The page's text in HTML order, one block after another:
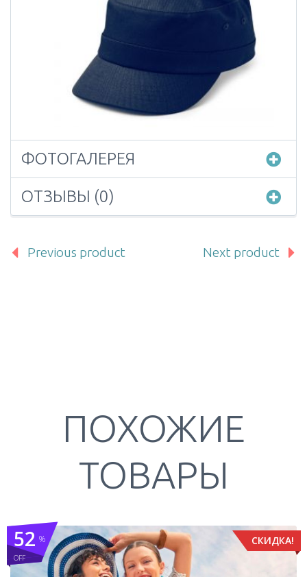
ФОТОГАЛЕРЕЯ
ОТЗЫВЫ (0)
Previous product Next product
ПОХОЖИЕ
ТОВАРЫ
СКИДКА!
%
OFF
52